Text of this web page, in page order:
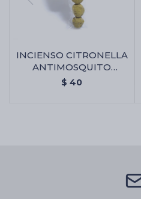
INCIENSO CITRONELLA
ANTIMOSQUITO
SAGRADA MADRE -
$ 40